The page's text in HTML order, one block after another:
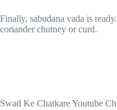
Finally, sabudana vada is
coriander chutney or curd.
Swad Ke Chatkare Youtube